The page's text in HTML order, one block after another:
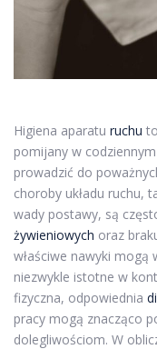
Higiena aparatu ruchu
pomijany w
prowadzić do
choroby układu ruchu,
wady postawy, są
żywieniowych oraz
właściwe nawyki mogą
niezwykle istotne w
fizyczna, odpowiednia
pracy mogą znacząco
dolegliwościom. W